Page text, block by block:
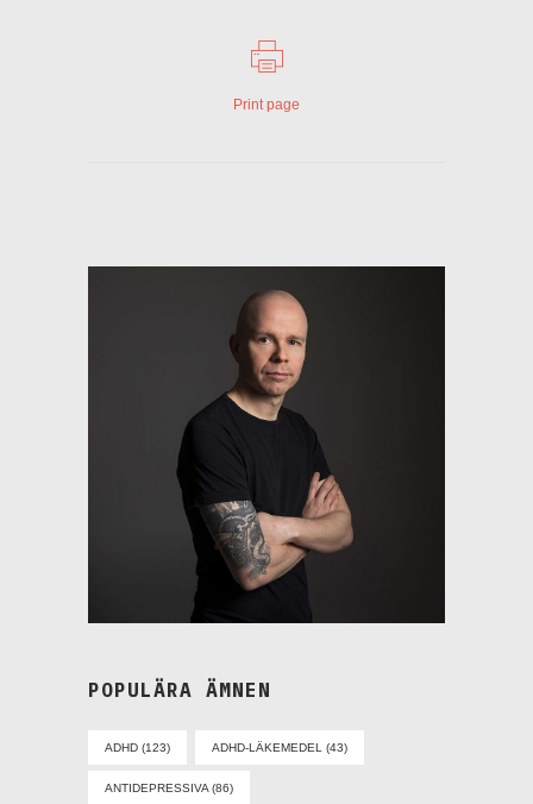
Print page
POPULÄRA ÄMNEN
ADHD (123) ADHD-LÄKEMEDEL (43)
ANTIDEPRESSIVA (86)